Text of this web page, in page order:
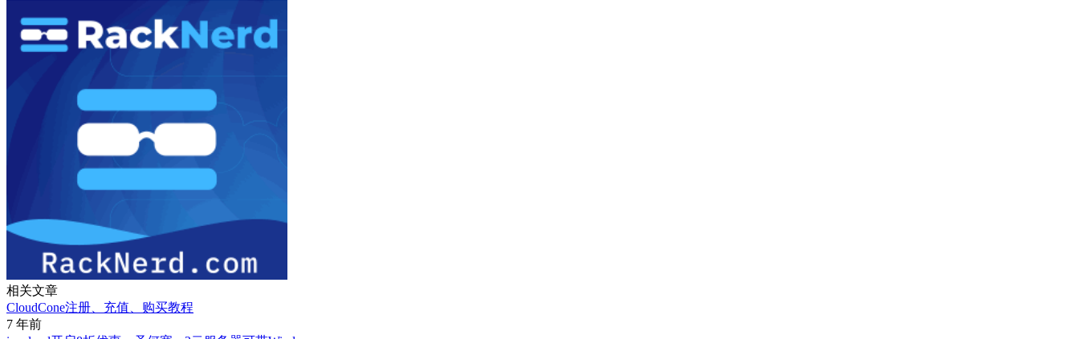
相关文章
CloudCone注册、充值、购买教程
7 年前